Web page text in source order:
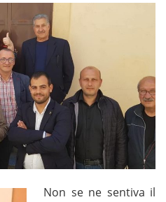
Non se ne sentiva il